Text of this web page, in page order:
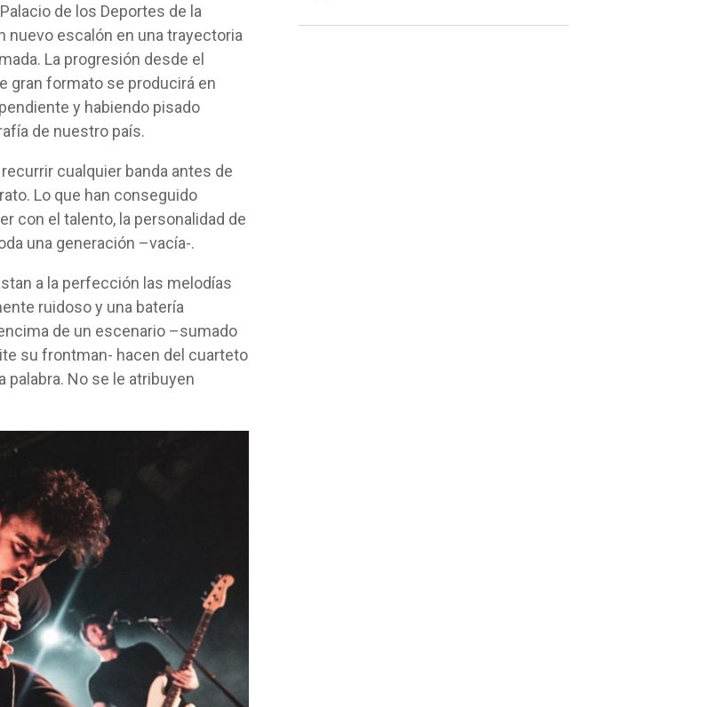
de los Deportes de la
nuevo escalón en una trayectoria
La progresión desde el
gran formato se producirá en
y habiendo pisado
de nuestro país.
cualquier banda antes de
Lo que han conseguido
con el talento, la personalidad de
una generación –vacía-.
a la perfección las melodías
ruidoso y una batería
de un escenario –sumado
su frontman- hacen del cuarteto
palabra. No se le atribuyen